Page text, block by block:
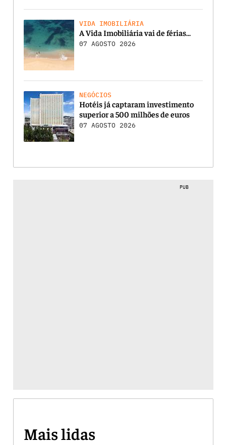
VIDA IMOBILIÁRIA
A Vida Imobiliária vai de férias…
07 AGOSTO 2026
NEGÓCIOS
Hotéis já captaram investimento
superior a 500 milhões de euros
07 AGOSTO 2026
PUB
Mais lidas